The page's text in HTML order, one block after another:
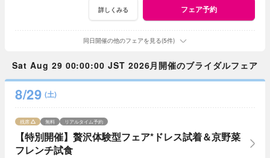
詳しくみる フェア予約
同日開催の他のフェアを見る(5件)
Sat Aug 29 00:00:00 JST 2026月開催のブライダルフェア
8/29 (土)
【特別開催】贅沢体験型フェア*ドレス試着＆京野菜
フレンチ試食
残席 無料 リアルタイム予約